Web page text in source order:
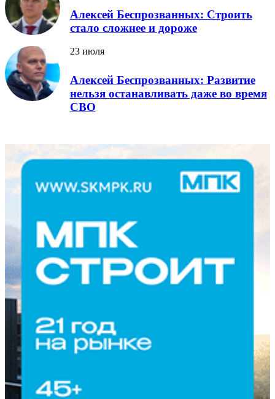
Алексей Беспрозванных: Строить
стало сложнее и дороже
23 июля
Алексей Беспрозванных: Развитие
нельзя останавливать даже во время
СВО